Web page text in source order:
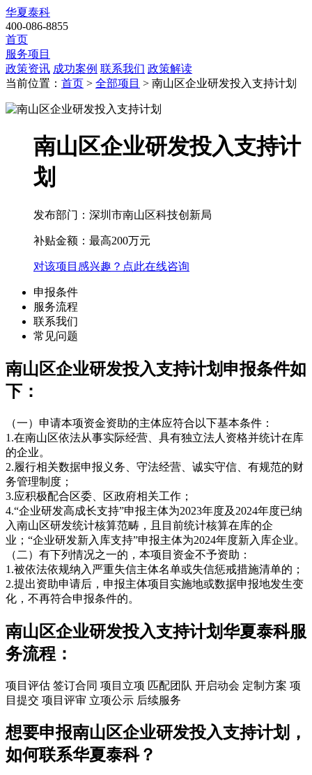
华夏泰科
400-086-8855
首页
服务项目
政策资讯 成功案例 联系我们 政策解读
当前位置： 首页 > 全部项目 > 南山区企业研发投入支持计划
南山区企业研发投入支持计
划
发布部门：深圳市南山区科技创新局
补贴金额： 最高200万元
对该项目感兴趣？点此在线咨询
申报条件
服务流程
联系我们
常见问题
南山区企业研发投入支持计划申报条件如
下：
（一）申请本项资金资助的主体应符合以下基本条件：
1.在南山区依法从事实际经营、具有独立法人资格并统计在库
的企业。
2.履行相关数据申报义务、守法经营、诚实守信、有规范的财
务管理制度；
3.应积极配合区委、区政府相关工作；
4.“企业研发高成长支持”申报主体为2023年度及2024年度已纳
入南山区研发统计核算范畴，且目前统计核算在库的企
业；“企业研发新入库支持”申报主体为2024年度新入库企业。
（二）有下列情况之一的，本项目资金不予资助：
1.被依法依规纳入严重失信主体名单或失信惩戒措施清单的；
2.提出资助申请后，申报主体项目实施地或数据申报地发生变
化，不再符合申报条件的。
南山区企业研发投入支持计划华夏泰科服
务流程：
项目评估 签订合同 项目立项 匹配团队 开启动会 定制方案 项
目提交 项目评审 立项公示 后续服务
想要申报南山区企业研发投入支持计划，
如何联系华夏泰科？